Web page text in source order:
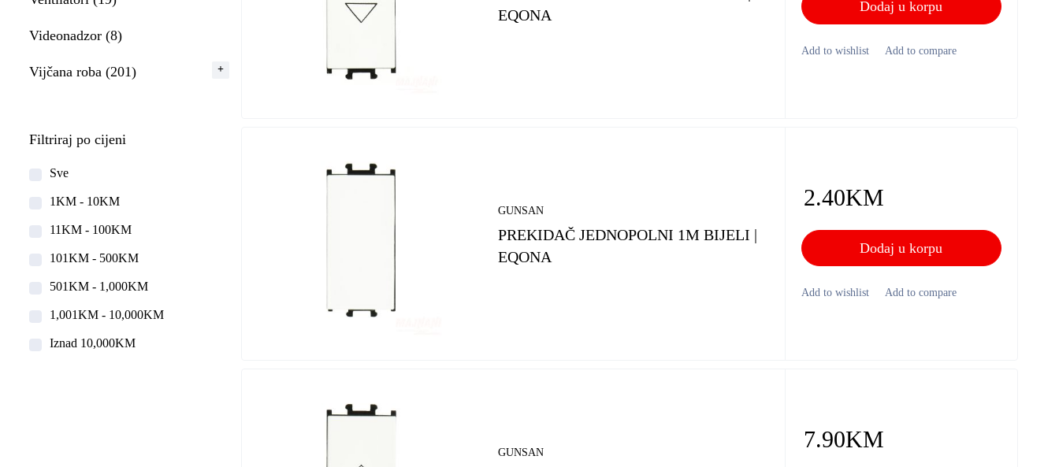
Videonadzor (8)
Vijčana roba (201)
Filtriraj po cijeni
Sve
1KM - 10KM
11KM - 100KM
101KM - 500KM
501KM - 1,000KM
1,001KM - 10,000KM
Iznad 10,000KM
EQONA
Dodaj u korpu
GUNSAN
PREKIDAČ JEDNOPOLNI 1M BIJELI |
EQONA
2.40KM
Dodaj u korpu
GUNSAN
7.90KM